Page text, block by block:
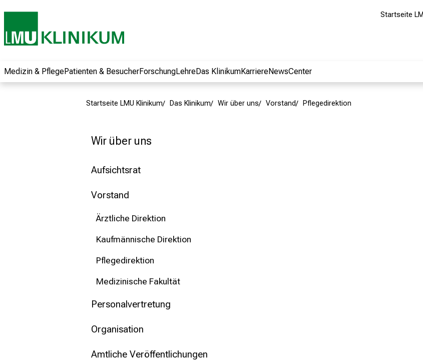
Startseite
Medizin & PflegePatienten & BesucherForschungLehreDas KlinikumKarriereNewsCenter
Startseite LMU Klinikum Das Klinikum Wir über uns Vorstand Pflegedirektion
Wir über uns
Aufsichtsrat
Vorstand
Ärztliche Direktion
Kaufmännische Direktion
Pflegedirektion
Medizinische Fakultät
Personalvertretung
Organisation
Amtliche Veröffentlichungen
Informationen zu
Jobs, Ausbildungen
Weiterbildungen.
Kommen Sie
begeistern – ganz
ohne Anmeldung.
mehr Informationen